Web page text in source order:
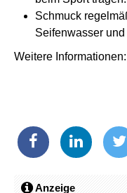
Schmuck
Seifenwasser
Weitere Informationen:
Anzeige